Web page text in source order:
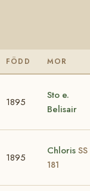
FÖDD MOR
1895
Sto e.
Belisair
1895
Chloris
181